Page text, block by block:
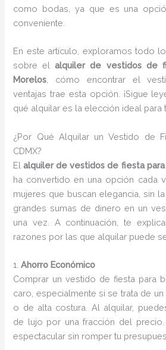
como bodas, ya que es una
conveniente.
En este artículo, exploramos todo
sobre elalquiler de vestidos de
Morelos , cómo encontrar el
ventajas trae esta opción. ¡Sigue
qué alquilar es la elección ideal para
¿Por Qué Alquilar un Vestido de
CDMX?
Elalquiler de vestidos de fiesta
ha convertido en una opción cada
mujeres que buscan elegancia, sin
grandes sumas de dinero en un
una vez. A continuación, te
razones por las que alquilar puede
1.Ahorro Económico
Comprar un vestido de fiesta para
caro, especialmente si se trata de
o de alta costura. Al alquilar,
de lujo por una fracción del
espectacular sin romper tu